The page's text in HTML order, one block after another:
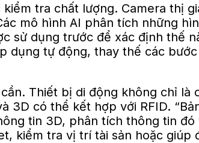
tra chất lượng. Camera thị
mô hình AI phân tích những
sử dụng trước để xác định thế
dụng tự động, thay thế các
Thiết bị di động không chỉ là
3D có thể kết hợp với RFID.
tin 3D, phân tích thông tin
kiểm tra vị trí tài sản hoặc giúp